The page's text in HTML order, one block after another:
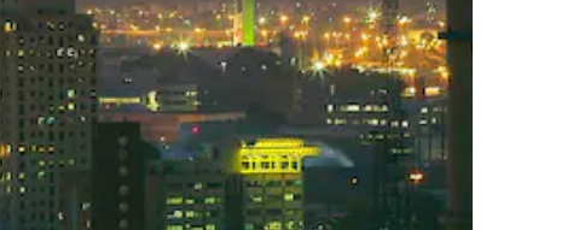
нагоре и надолу или навигирайте с докосване или плъзгане.